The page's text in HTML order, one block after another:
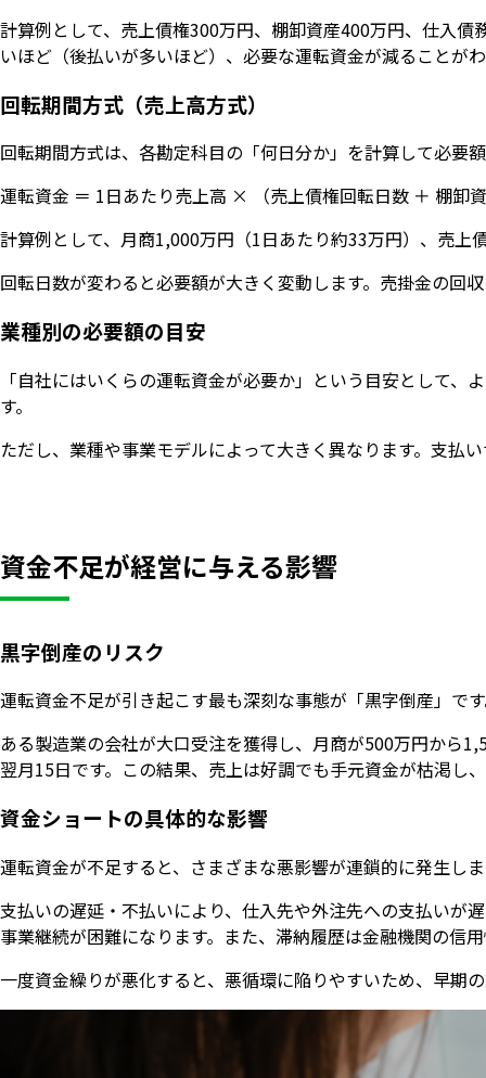
計算例として、売上債権300万円、棚卸資産400万円、仕入
いほど（後払いが多いほど）、必要な運転資金が減ることが
回転期間方式（売上高方式）
回転期間方式は、各勘定科目の「何日分か」を計算して必要
運転資金 ＝ 1日あたり売上高 × （売上債権回転日数 ＋ 棚卸
計算例として、月商1,000万円（1日あたり約33万円）、売
回転日数が変わると必要額が大きく変動します。売掛金の回
業種別の必要額の目安
「自社にはいくらの運転資金が必要か」という目安として
す。
ただし、業種や事業モデルによって大きく異なります。支払
資金不足が経営に与える影響
黒字倒産のリスク
運転資金不足が引き起こす最も深刻な事態が「黒字倒産」で
ある製造業の会社が大口受注を獲得し、月商が500万円から
翌月15日です。この結果、売上は好調でも手元資金が枯渇し
資金ショートの具体的な影響
運転資金が不足すると、さまざまな悪影響が連鎖的に発生し
支払いの遅延・不払いにより、仕入先や外注先への支払いが
事業継続が困難になります。また、滞納履歴は金融機関の信
一度資金繰りが悪化すると、悪循環に陥りやすいため、早期